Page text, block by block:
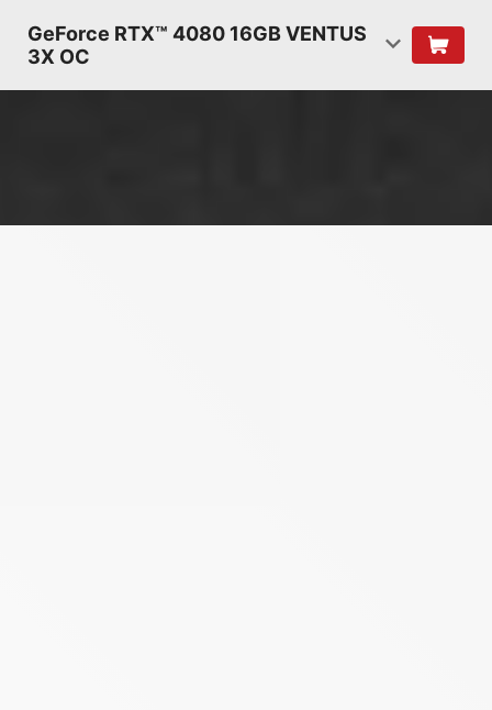
GeForce RTX™ 4080 16GB VENTUS
3X OC